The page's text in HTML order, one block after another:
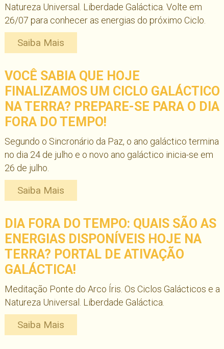
Natureza Universal. Liberdade Galáctica. Volte em
26/07 para conhecer as energias do próximo Ciclo.
Saiba Mais
VOCÊ SABIA QUE HOJE
FINALIZAMOS UM CICLO GALÁCTICO
NA TERRA? PREPARE-SE PARA O DIA
FORA DO TEMPO!
Segundo o Sincronário da Paz, o ano galáctico termina
no dia 24 de julho e o novo ano galáctico inicia-se em
26 de julho.
Saiba Mais
DIA FORA DO TEMPO: QUAIS SÃO AS
ENERGIAS DISPONÍVEIS HOJE NA
TERRA? PORTAL DE ATIVAÇÃO
GALÁCTICA!
Meditação Ponte do Arco Íris. Os Ciclos Galácticos e a
Natureza Universal. Liberdade Galáctica.
Saiba Mais